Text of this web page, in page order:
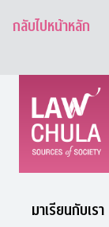
กลับไปหน้าหลัก
มาเรียนกับเรา